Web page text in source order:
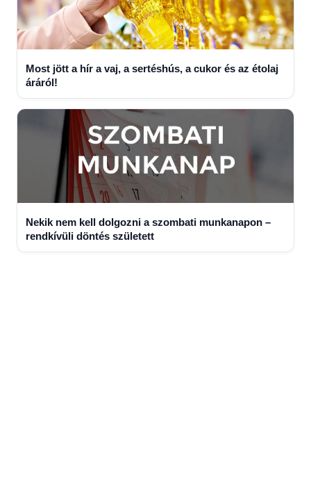
Most jött a hír a vaj, a sertéshús, a cukor és az étolaj
áráról!
Nekik nem kell dolgozni a szombati munkanapon –
rendkívüli döntés született